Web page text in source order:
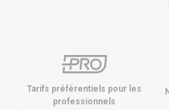
Tarifs préférentiels pour les
professionnels